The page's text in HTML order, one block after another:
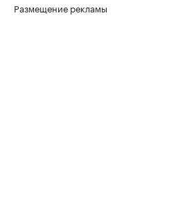
Размещение рекламы